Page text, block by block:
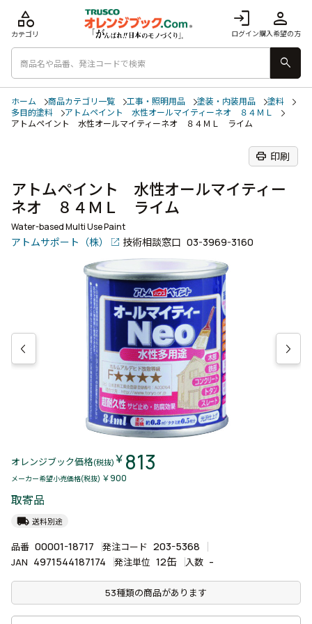
login
ログイン
person
購入希望の方
category
カテゴリ
search
ホーム 商品カテゴリ一覧 工事・照明用品 塗装・内装用品
塗料
多目的塗料
アトムペイント 水性オールマイティーネオ ８４ＭＬ
アトムペイント 水性オールマイティーネオ ８４ＭＬ ライム
print 印刷
アトムペイント 水性オールマイティー
ネオ ８４ＭＬ ライム
Water-based Multi Use Paint
アトムサポート（株） 技術相談窓口 03-3969-3160
オレンジブック価格(税抜) ￥ 813
メーカー希望小売価格(税抜) ￥900
取寄品
local_shipping 送料別途
品番 00001-18717 発注コード 203-5368
JAN 4971544187174 発注単位 12缶 入数 -
53種類の商品があります